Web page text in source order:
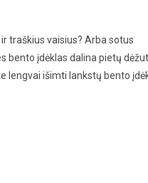
traškius vaisius? Arba sotus
bento įdėklas dalina pietų
lengvai išimti lankstų bento